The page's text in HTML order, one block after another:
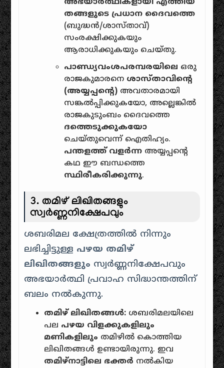
അഭയാർത്ഥികളായി എത്തിയ
തങ്ങളുടെ പ്രധാന ദൈവത്തെ
(ബുദ്ധൻ/ശാസ്താവ്)
സംരക്ഷിക്കുകയും
ആരാധിക്കുകയും ചെയ്തു.
പാണ്ഡ്യവംശപരമ്പരയിലെ ഒരു
രാജകുമാരനെ ശാസ്താവിൻ്റെ
(അയ്യപ്പൻ്റെ) അവതാരമായി
സങ്കൽപ്പിക്കുകയോ, അല്ലെങ്കിൽ
രാജകുടുംബം ദൈവത്തെ
ദത്തെടുക്കുകയോ
ചെയ്തുവെന്ന് ഐതിഹ്യം.
പന്തളത്ത് വളർന്ന അയ്യപ്പൻ്റെ
കഥ ഈ ബന്ധത്തെ
സ്ഥിരീകരിക്കുന്നു.
3. തമിഴ് ലിഖിതങ്ങളും
സ്വർണ്ണനിക്ഷേപവും
ശബരിമല ക്ഷേത്രത്തിൽ നിന്നും
ലഭിച്ചിട്ടുള്ള പഴയ തമിഴ്
ലിഖിതങ്ങളും സ്വർണ്ണനിക്ഷേപവും
അഭയാർത്ഥി പ്രവാഹ സിദ്ധാന്തത്തിന്
ബലം നൽകുന്നു.
തമിഴ് ലിഖിതങ്ങൾ: ശബരിമലയിലെ
പല പഴയ വിളക്കുകളിലും
മണികളിലും തമിഴിൽ കൊത്തിയ
ലിഖിതങ്ങൾ ഉണ്ടായിരുന്നു. ഇവ
തമിഴ്നാട്ടിലെ ഭക്തർ നൽകിയ